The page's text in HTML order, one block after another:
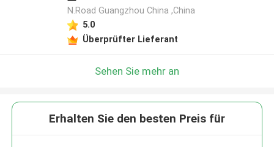
N.Road Guangzhou China ,China
5.0
Überprüfter Lieferant
Sehen Sie mehr an
Erhalten Sie den besten Preis für